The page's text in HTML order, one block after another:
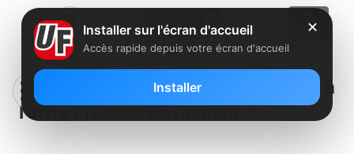
Allez-vous migrer ou vous abonner à
l’offre Freebox Révolution ?
✕
Installer sur l'écran d'accueil
Accès rapide depuis votre écran d'accueil
Installer